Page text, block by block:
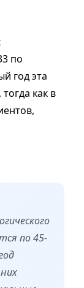
по
год эта
как в
по 45-